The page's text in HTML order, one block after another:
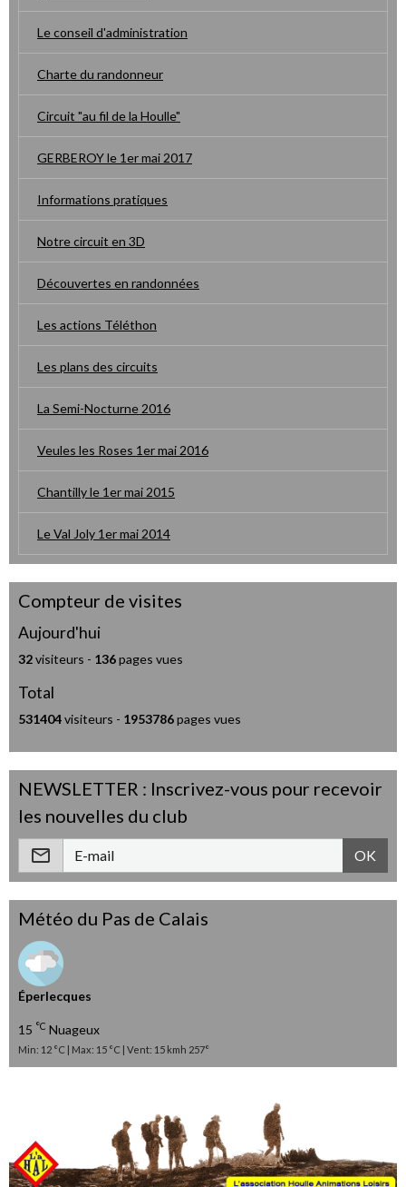
Le conseil d'administration
Charte du randonneur
Circuit "au fil de la Houlle"
GERBEROY le 1er mai 2017
Informations pratiques
Notre circuit en 3D
Découvertes en randonnées
Les actions Téléthon
Les plans des circuits
La Semi-Nocturne 2016
Veules les Roses 1er mai 2016
Chantilly le 1er mai 2015
Le Val Joly 1er mai 2014
Compteur de visites
Aujourd'hui
32visiteurs - 136pages vues
Total
531404visiteurs - 1953786pages vues
NEWSLETTER : Inscrivez-vous pour recevoir
les nouvelles du club
OK
Météo du Pas de Calais
Éperlecques
15 °C Nuageux
Min: 12 °C | Max: 15 °C | Vent: 15 kmh 257°